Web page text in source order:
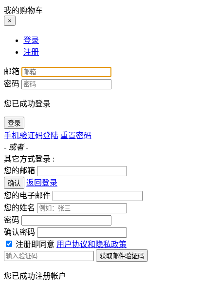
我的购物车
×
登录
注册
邮箱
密码
您已成功登录
登录
手机验证码登陆 重置密码
- 或者 -
其它方式登录 :
您的邮箱
确认
返回登录
您的电子邮件
您的姓名
密码
确认密码
注册即同意 用户协议和隐私政策
获取邮件验证码
您已成功注册帐户